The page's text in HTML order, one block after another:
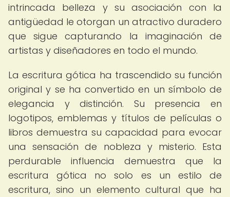
intrincada belleza y su asociación con la
antigüedad le otorgan un atractivo duradero
que sigue capturando la imaginación de
artistas y diseñadores en todo el mundo.
La escritura gótica ha trascendido su función
original y se ha convertido en un símbolo de
elegancia y distinción. Su presencia en
logotipos, emblemas y títulos de películas o
libros demuestra su capacidad para evocar
una sensación de nobleza y misterio. Esta
perdurable influencia demuestra que la
escritura gótica no solo es un estilo de
escritura, sino un elemento cultural que ha